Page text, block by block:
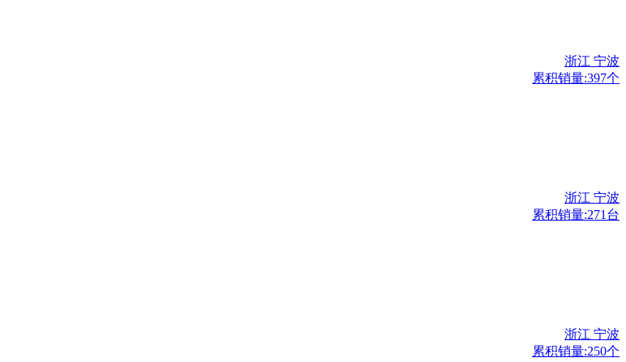
浙江 宁波
累积销量:397个
浙江 宁波
累积销量:271台
浙江 宁波
累积销量:250个